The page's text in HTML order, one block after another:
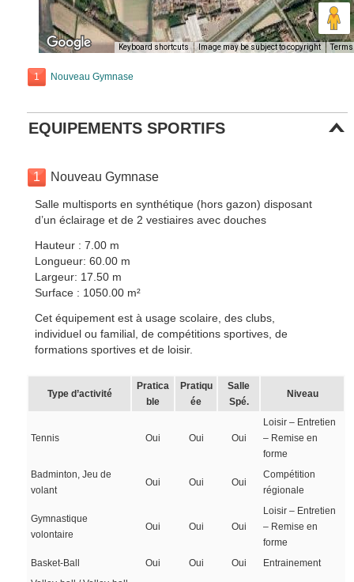
Keyboard shortcuts Image may be subject to copyright Terms
1 Nouveau Gymnase
EQUIPEMENTS SPORTIFS
1 Nouveau Gymnase
Salle multisports en synthétique (hors gazon) disposant
d’un éclairage et de 2 vestiaires avec douches
Hauteur : 7.00 m
Longueur: 60.00 m
Largeur: 17.50 m
Surface : 1050.00 m²
Cet équipement est à usage scolaire, des clubs,
individuel ou familial, de compétitions sportives, de
formations sportives et de loisir.
Type d’activité
Pratica
ble
Pratiqu
ée
Salle
Spé.
Niveau
Tennis Oui Oui Oui
Loisir – Entretien
– Remise en
forme
Badminton, Jeu de
volant
Oui Oui Oui
Compétition
régionale
Gymnastique
volontaire
Oui Oui Oui
Loisir – Entretien
– Remise en
forme
Basket-Ball
Oui Oui Oui
Entrainement